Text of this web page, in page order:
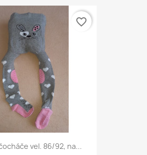
vel. 86/92, na...
favorite_border